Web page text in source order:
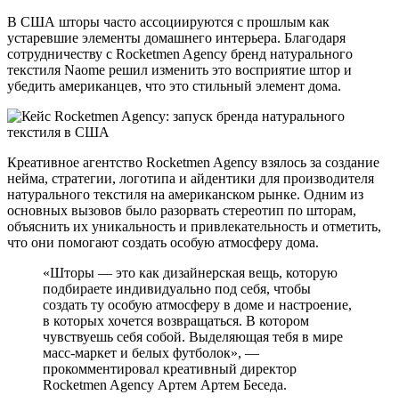
В США шторы часто ассоциируются с прошлым как
устаревшие элементы домашнего интерьера. Благодаря
сотрудничеству с Rocketmen Agency бренд натурального
текстиля Naome решил изменить это восприятие штор и
убедить американцев, что это стильный элемент дома.
Креативное агентство Rocketmen Agency взялось за создание
нейма, стратегии, логотипа и айдентики для производителя
натурального текстиля на американском рынке. Одним из
основных вызовов было разорвать стереотип по шторам,
объяснить их уникальность и привлекательность и отметить,
что они помогают создать особую атмосферу дома.
«Шторы — это как дизайнерская вещь, которую
подбираете индивидуально под себя, чтобы
создать ту особую атмосферу в доме и настроение,
в которых хочется возвращаться. В котором
чувствуешь себя собой. Выделяющая тебя в мире
масс-маркет и белых футболок», —
прокомментировал креативный директор
Rocketmen Agency Артем Артем Беседа.